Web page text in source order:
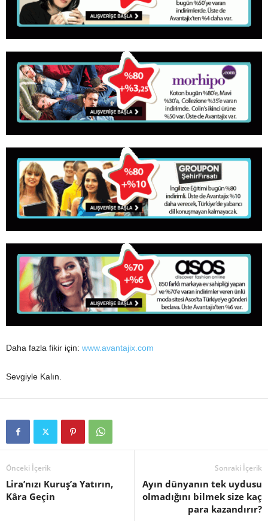
Daha fazla fikir için: www.avantajix.com
Sevgiyle Kalın.
Önceki İçerik
Lira’nızı Kuruş’a Yatırın,
Kâra Geçin
Sonraki İçerik
Ayın dünyanın tek uydusu
olmadığını bilmek size kaç
para kazandırır?